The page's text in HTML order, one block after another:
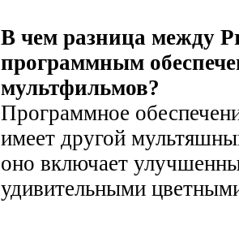
В чем разница между
программным
мультфильмов?
Программное
имеет другой
оно включает
удивительными